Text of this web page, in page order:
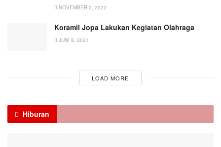
NOVEMBER 2, 2022
Koramil Jopa Lakukan Kegiatan Olahraga
JUNI 8, 2021
LOAD MORE
Hiburan